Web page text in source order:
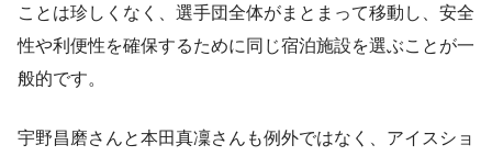
ことは珍しくなく、選手団全体がまとまって移動し、安全
性や利便性を確保するために同じ宿泊施設を選ぶことが一
般的です。
宇野昌磨さんと本田真凜さんも例外ではなく、アイスショ